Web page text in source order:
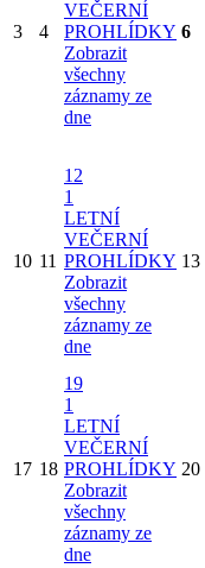
3 4
VEČERNÍ
PROHLÍDKY
Zobrazit
všechny
záznamy ze
dne
6
10 11
12
1
LETNÍ
VEČERNÍ
PROHLÍDKY
Zobrazit
všechny
záznamy ze
dne
13
17 18
19
1
LETNÍ
VEČERNÍ
PROHLÍDKY
Zobrazit
všechny
záznamy ze
dne
20